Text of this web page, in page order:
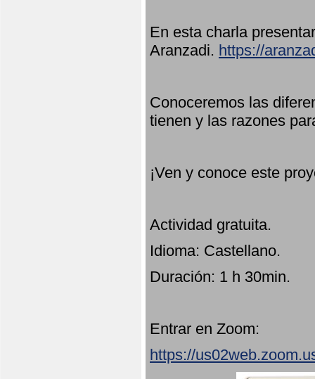
En esta charla
Aranzadi. https://
Conoceremos las
tienen y las razones
¡Ven y conoce este
Actividad gratuita.
Idioma: Castellano.
Duración: 1 h 30min.
Entrar en Zoom:
https://